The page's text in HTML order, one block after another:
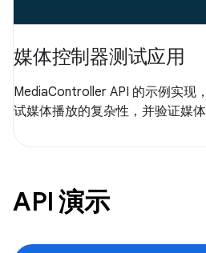
媒体控制器测试应用
MediaController API 的示例实现
试媒体播放的复杂性，并验证媒体
API 演示